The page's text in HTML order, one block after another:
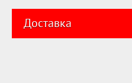
Доставка